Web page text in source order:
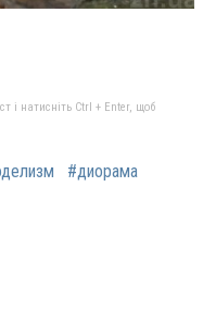
і натисніть Ctrl + Enter, щоб
#диорама